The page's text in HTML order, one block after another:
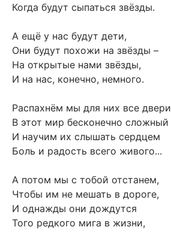
Когда будут сыпаться звёзды.
А ещё у нас будут дети,
Они будут похожи на звёзды –
На открытые нами звёзды,
И на нас, конечно, немного.
Распахнём мы для них все двери
В этот мир бесконечно сложный
И научим их слышать сердцем
Боль и радость всего живого...
А потом мы с тобой отстанем,
Чтобы им не мешать в дороге,
И однажды они дождутся
Того редкого мига в жизни,